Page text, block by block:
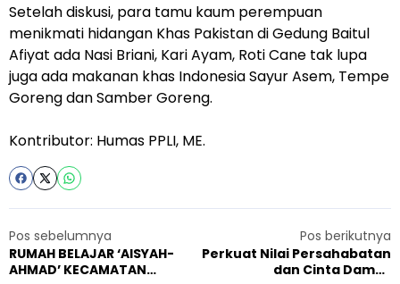
Setelah diskusi, para tamu kaum perempuan
menikmati hidangan Khas Pakistan di Gedung Baitul
Afiyat ada Nasi Briani, Kari Ayam, Roti Cane tak lupa
juga ada makanan khas Indonesia Sayur Asem, Tempe
Goreng dan Samber Goreng.
Kontributor: Humas PPLI, ME.
Pos sebelumnya
RUMAH BELAJAR ‘AISYAH-
AHMAD’ KECAMATAN
Pos berikutnya
Perkuat Nilai Persahabatan
dan Cinta Damai,